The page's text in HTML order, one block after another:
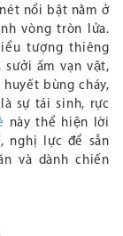
nổi bật nằm ở
vòng tròn lửa.
tượng thiêng
sưởi ấm vạn vật,
bùng cháy,
sự tái sinh, rực
này thể hiện lời
nghị lực để sẵn
và dành chiến